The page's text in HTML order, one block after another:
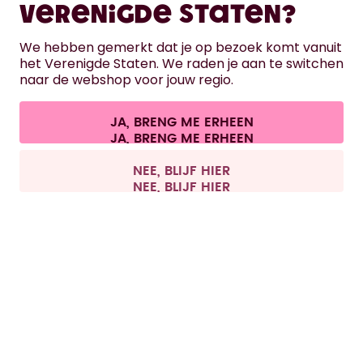
HULP
CONTACT
Cookie-instellingen Algemene voorwaarden
Juridische informatie Overeenkomst herroepen
Alle prijzen zijn inclusief BTW en exclusief verzendkosten.
Verenigde Staten?
We hebben gemerkt dat je op bezoek komt vanuit
het Verenigde Staten. We raden je aan te switchen
naar de webshop voor jouw regio.
JA, BRENG ME ERHEEN
NEE, BLIJF HIER